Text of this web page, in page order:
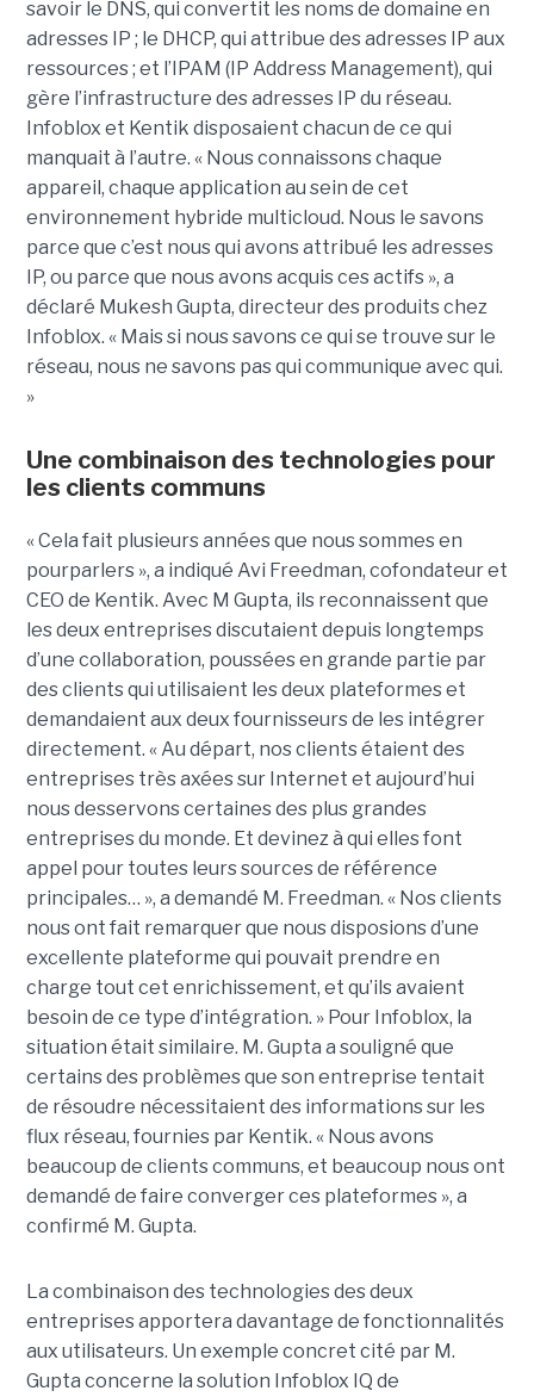
savoir le DNS, qui convertit les noms de domaine en
adresses IP ; le DHCP, qui attribue des adresses IP aux
ressources ; et l’IPAM (IP Address Management), qui
gère l’infrastructure des adresses IP du réseau.
Infoblox et Kentik disposaient chacun de ce qui
manquait à l’autre. « Nous connaissons chaque
appareil, chaque application au sein de cet
environnement hybride multicloud. Nous le savons
parce que c’est nous qui avons attribué les adresses
IP, ou parce que nous avons acquis ces actifs », a
déclaré Mukesh Gupta, directeur des produits chez
Infoblox. « Mais si nous savons ce qui se trouve sur le
réseau, nous ne savons pas qui communique avec qui.
»
Une combinaison des technologies pour
les clients communs
« Cela fait plusieurs années que nous sommes en
pourparlers », a indiqué Avi Freedman, cofondateur et
CEO de Kentik. Avec M Gupta, ils reconnaissent que
les deux entreprises discutaient depuis longtemps
d’une collaboration, poussées en grande partie par
des clients qui utilisaient les deux plateformes et
demandaient aux deux fournisseurs de les intégrer
directement. « Au départ, nos clients étaient des
entreprises très axées sur Internet et aujourd’hui
nous desservons certaines des plus grandes
entreprises du monde. Et devinez à qui elles font
appel pour toutes leurs sources de référence
principales… », a demandé M. Freedman. « Nos clients
nous ont fait remarquer que nous disposions d’une
excellente plateforme qui pouvait prendre en
charge tout cet enrichissement, et qu’ils avaient
besoin de ce type d’intégration. » Pour Infoblox, la
situation était similaire. M. Gupta a souligné que
certains des problèmes que son entreprise tentait
de résoudre nécessitaient des informations sur les
flux réseau, fournies par Kentik. « Nous avons
beaucoup de clients communs, et beaucoup nous ont
demandé de faire converger ces plateformes », a
confirmé M. Gupta.
La combinaison des technologies des deux
entreprises apportera davantage de fonctionnalités
aux utilisateurs. Un exemple concret cité par M.
Gupta concerne la solution Infoblox IQ de